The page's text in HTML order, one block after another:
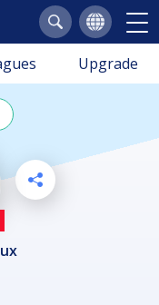
Upgrade